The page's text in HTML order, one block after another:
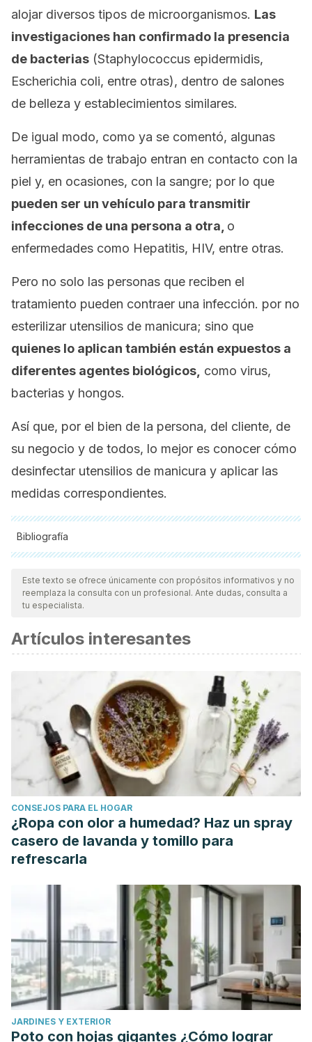
alojar diversos tipos de microorganismos. Las
investigaciones han confirmado la presencia
de bacterias (Staphylococcus epidermidis,
Escherichia coli, entre otras), dentro de salones
de belleza y establecimientos similares.
De igual modo, como ya se comentó, algunas
herramientas de trabajo entran en contacto con la
piel y, en ocasiones, con la sangre; por lo que
pueden ser un vehículo para transmitir
infecciones de una persona a otra, o
enfermedades como Hepatitis, HIV, entre otras.
Pero no solo las personas que reciben el
tratamiento pueden contraer una infección. por no
esterilizar utensilios de manicura; sino que
quienes lo aplican también están expuestos a
diferentes agentes biológicos, como virus,
bacterias y hongos.
Así que, por el bien de la persona, del cliente, de
su negocio y de todos, lo mejor es conocer cómo
desinfectar utensilios de manicura y aplicar las
medidas correspondientes.
Bibliografía
Todas las fuentes citadas fueron revisadas a profundidad por
nuestro equipo, para asegurar su calidad, confiabilidad,
vigencia y validez.La bibliografía de este artículo fue
científica.
Corrales Ramírez, C., López Gómez, L., Olaya Tunjano, J. &
Sánchez, L. (2007). Evaluación de la efectividad de los
procesos de desinfección de los utensilios en salones de
belleza en un municipio de Cundinamarca.
NOVA, vol. 5(7).
https://www.researchgate.net/publication/316653973
Fernández-Torres, I., Bataller-Venta, M., Hernández-Castro,
C., Sánchez-Urrutia, E. & Morales-Chacón, Y. (2010).
Actividad antimicrobiana de los subproductos generados
por la reacción del ozono con los microorganismos.
Revista CENIC. Ciencias Biológicas
, vol. 41(2), pp. 121-125.
https://www.redalyc.org/pdf/1812/181220595006.pdf
Biological, Immunological and Therapeutic Profile of
Patients Co-Infected with HIV-HBV and/or HCV in Kinshasa,
in the Democratic Republic of the Congo: Multicenter
Cross-Sectional Study.
Open Journal of Gastroenterology,
vol. 12, pp. 107-118.
https://www.researchgate.net/publication/359943696
Salvaro, F. (2021).Elaboração de manual sobre medidas
de biossegurança e riscos biológicos relacionados ao
Este texto se ofrece únicamente con propósitos informativos y no
reemplaza la consulta con un profesional. Ante dudas, consulta a
tu especialista.
Artículos interesantes
CONSEJOS PARA EL HOGAR
¿Ropa con olor a humedad? Haz un spray
casero de lavanda y tomillo para
refrescarla
JARDINES Y EXTERIOR
Poto con hojas gigantes ¿Cómo lograr